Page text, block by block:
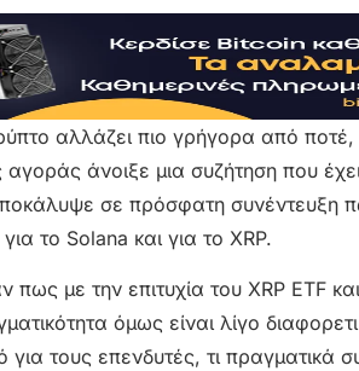
αλλάζει πιο γρήγορα από
άνοιξε μια συζήτηση που
σε πρόσφατη συνέντευξη
το Solana και για το XRP.
πως με την επιτυχία του XRP ETF
όμως είναι λίγο
για τους επενδυτές, τι πραγματικά